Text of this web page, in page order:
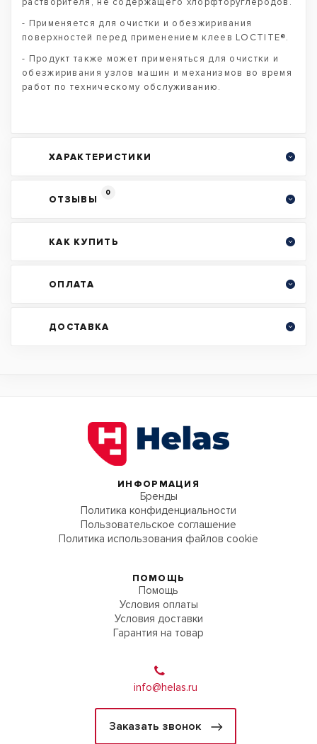
- Применяется для очистки и обезжиривания
поверхностей перед применением клеев LOCTITE®.
- Продукт также может применяться для очистки и
обезжиривания узлов машин и механизмов во время
работ по техническому обслуживанию.
ХАРАКТЕРИСТИКИ
ОТЗЫВЫ
0
КАК КУПИТЬ
ОПЛАТА
ДОСТАВКА
ИНФОРМАЦИЯ
Бренды
Политика конфиденциальности
Пользовательское соглашение
Политика использования файлов cookie
ПОМОЩЬ
Помощь
Условия оплаты
Условия доставки
Гарантия на товар
info@helas.ru
Заказать звонок